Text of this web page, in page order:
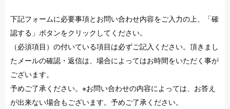
下記フォームに必要事項とお問い合わせ内容をご入力の上、「確
認する」ボタンをクリックしてください。
（必須項目）の付いている項目は必ずご記入ください。頂きまし
たメールの確認・返信は、場合によってはお時間をいただく事が
ございます。
予めご了承ください。※お問い合わせの内容によっては、お答え
が出来ない場合もございます。予めご了承ください。